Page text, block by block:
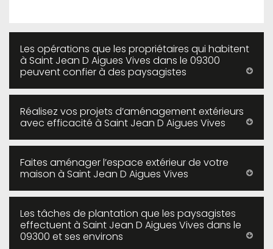
Les opérations que les propriétaires qui habitent
à Saint Jean D Aigues Vives dans le 09300
peuvent confier à des paysagistes
Réalisez vos projets d’aménagement extérieurs
avec efficacité à Saint Jean D Aigues Vives
Faites aménager l’espace extérieur de votre
maison à Saint Jean D Aigues Vives
Les tâches de plantation que les paysagistes
effectuent à Saint Jean D Aigues Vives dans le
09300 et ses environs